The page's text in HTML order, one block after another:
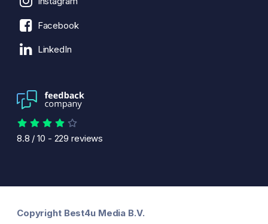
Facebook
LinkedIn
8.8 /10 - 229 reviews
Copyright Best4u Media B.V.